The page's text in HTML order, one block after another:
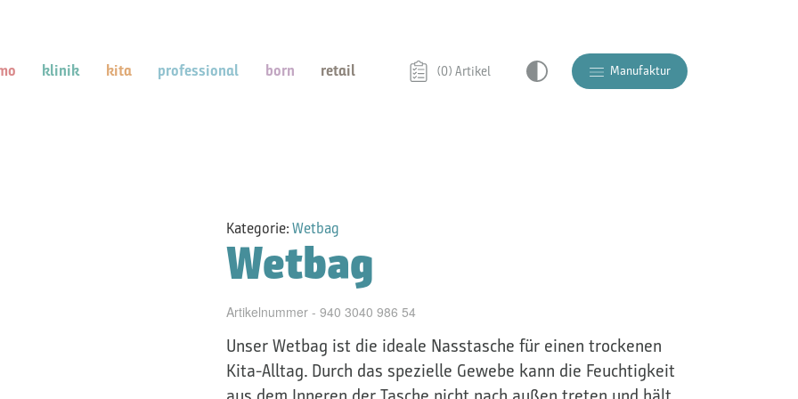
klinik kita professional born retail (0) Artikel Manufaktur
Kategorie:Wetbag
Wetbag
Artikelnummer - 940 3040 986 54
Unser Wetbag ist die ideale Nasstasche für einen trockenen
Kita-Alltag. Durch das spezielle Gewebe kann die Feuchtigkeit